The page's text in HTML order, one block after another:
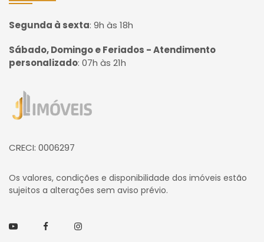
Segunda à sexta: 9h às 18h
Sábado, Domingo e Feriados - Atendimento
personalizado: 07h às 21h
Página inicial
CRECI: 0006297
Os valores, condições e disponibilidade dos imóveis estão
sujeitos a alterações sem aviso prévio.
YoutubeFacebookInstagram